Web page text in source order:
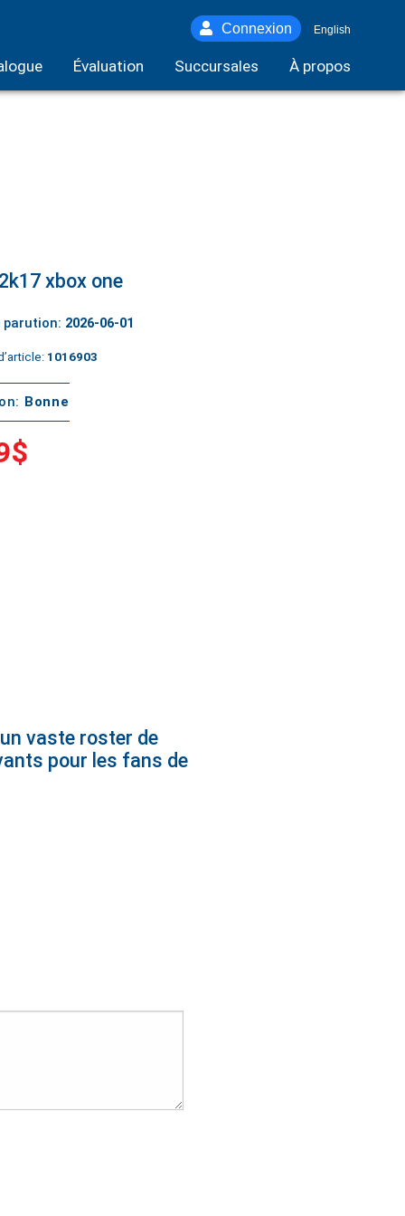
Connexion English
Évaluation Succursales À propos
xbox one
parution: 2026-06-01
1016903
Bonne
vaste roster de
pour les fans de